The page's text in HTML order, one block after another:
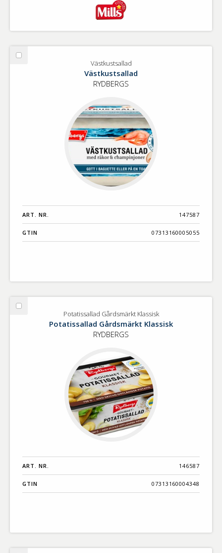
Välj
Västkustsallad
Västkustsallad
RYDBERGS
ART. NR. 147587
GTIN 07313160005055
Välj
Gårdsmärkt
Potatissallad Gårdsmärkt Klassisk
Potatissallad Gårdsmärkt Klassisk
RYDBERGS
ART. NR. 146587
GTIN 07313160004348